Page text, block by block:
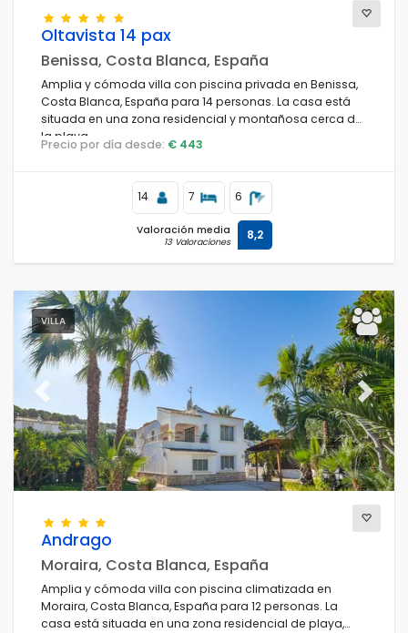
Oltavista 14 pax
Benissa, Costa Blanca, España
Amplia y cómoda villa con piscina privada en Benissa,
Costa Blanca, España para 14 personas. La casa está
situada en una zona residencial y montañosa cerca de
la playa.
Precio por día desde: € 443
14 7 6
Valoración media
13 Valoraciones 8,2
VILLA
Previous Next
Andrago
Moraira, Costa Blanca, España
Amplia y cómoda villa con piscina climatizada en
Moraira, Costa Blanca, España para 12 personas. La
casa está situada en una zona residencial de playa,